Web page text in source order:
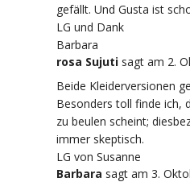
gefällt. Und Gusta ist
LG und Dank
Barbara
rosa Sujuti sagt am 2.
Beide Kleiderversionen
Besonders toll finde ich,
zu beulen scheint;
immer skeptisch.
LG von Susanne
Barbara sagt am 3.